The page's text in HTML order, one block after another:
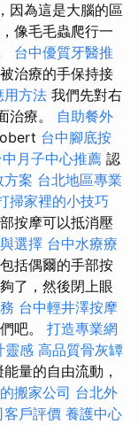
因為這是大腦的區
像毛毛蟲爬行一
台中優質牙醫推
治療的手保持接
用方法 我們先對右
治療。 自助餐外
台中腳底按
中月子中心推薦 認
方案 台北地區專業
掃家裡的小技巧
按摩可以抵消壓
選擇 台中水療療
括偶爾的手部按
了，然後閉上眼
台中輕井澤按摩
吧。 打造專業網
靈感 高品質骨灰罈
量的自由流動，
搬家公司 台北外
客戶評價 養護中心